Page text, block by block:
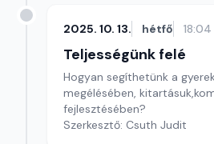
2025. 10. 13. hétfő 18:04
Teljességünk felé
Hogyan segíthetünk a
megélésében,
fejlesztésében?
Szerkesztő: Csuth Judit